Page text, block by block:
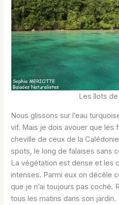
Les îlots de
Nous glissons sur l’eau
vif. Mais je dois avouer que les
cheville de ceux de la
spots, le long de falaises sans
La végétation est dense et les
intenses. Parmi eux on décèle
que je n’ai toujours pas coché.
tous les matins dans son jardin.